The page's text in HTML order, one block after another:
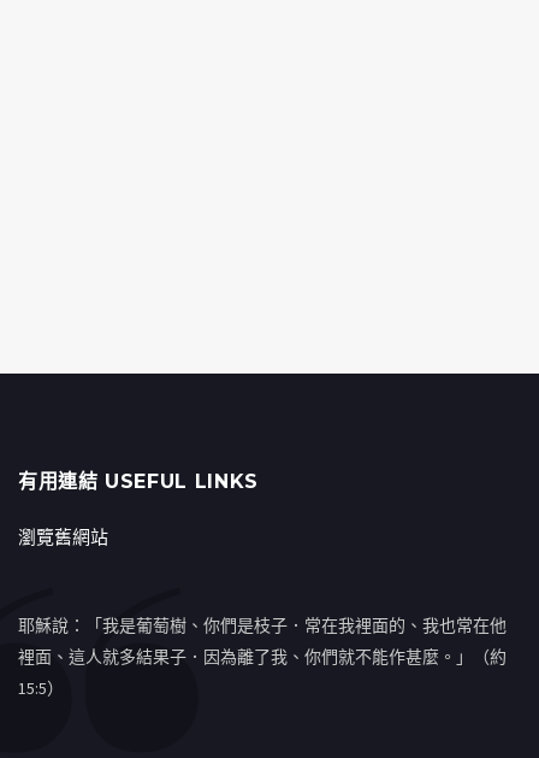
有用連結 USEFUL LINKS
瀏覽舊網站
耶穌說：「我是葡萄樹、你們是枝子．常在我裡面的、我也常在他
裡面、這人就多結果子．因為離了我、你們就不能作甚麼。」（約
15:5）